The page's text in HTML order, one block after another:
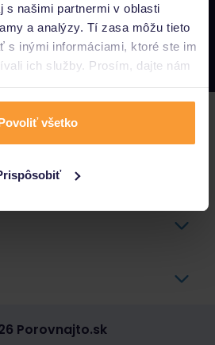
s našimi partnermi v oblasti
a analýzy. Tí zasa môžu tieto
s inými informáciami, ktoré ste im
ich služby. Prosím, dajte nám
všetko
Porovnajto.sk